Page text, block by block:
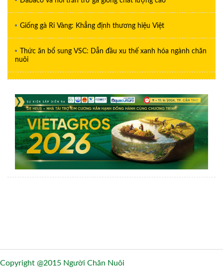
Giống gà Ri Vàng: Khẳng định thương hiệu Việt
Thức ăn bổ sung VSC: Dẫn đầu xu thế xanh hóa ngành chăn
nuôi
Copyright @2015 Người Chăn Nuôi